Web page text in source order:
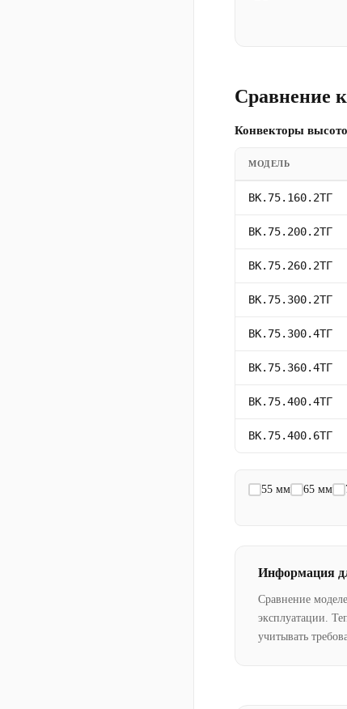
Сравнение
Конвекторы
МОДЕЛЬ
ВК.75.160.2ТГ
ВК.75.200.2ТГ
ВК.75.260.2ТГ
ВК.75.300.2ТГ
ВК.75.300.4ТГ
ВК.75.360.4ТГ
ВК.75.400.4ТГ
ВК.75.400.6ТГ
55 мм 65 мм
Информация
Сравнение
эксплуатации.
учитывать